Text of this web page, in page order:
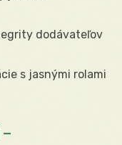
dodávateľov
s jasnými rolami